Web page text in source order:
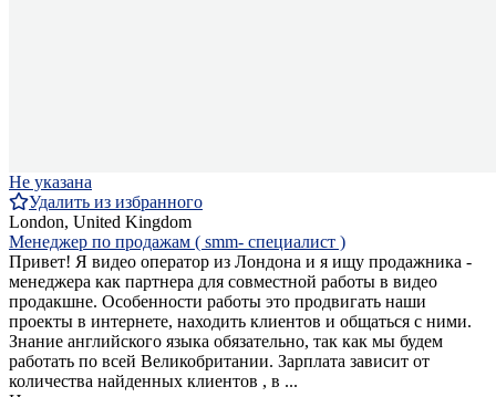
Не указана
Удалить из избранного
London, United Kingdom
Менеджер по продажам ( smm- специалист )
Привет! Я видео оператор из Лондона и я ищу продажника -
менеджера как партнера для совместной работы в видео
продакшне. Особенности работы это продвигать наши
проекты в интернете, находить клиентов и общаться с ними.
Знание английского языка обязательно, так как мы будем
работать по всей Великобритании. Зарплата зависит от
количества найденных клиентов , в ...